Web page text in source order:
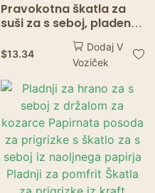
Pravokotna škatla za
suši za s seboj, pladenj
za suši, posoda za
shranjevanje obrokov iz
kraft papirja
$13.34
Dodaj V
Voziček